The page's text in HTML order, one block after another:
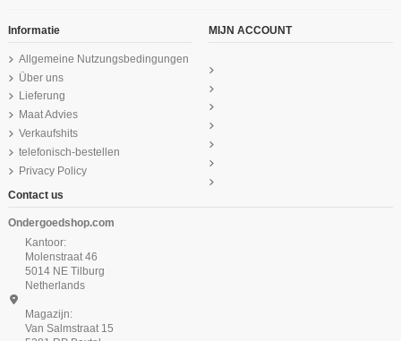
Informatie
Allgemeine Nutzungsbedingungen
Über uns
Lieferung
Maat Advies
Verkaufshits
telefonisch-bestellen
Privacy Policy
MIJN ACCOUNT
Contact us
Ondergoedshop.com
Kantoor:
Molenstraat 46
5014 NE Tilburg
Netherlands
Magazijn:
Van Salmstraat 15